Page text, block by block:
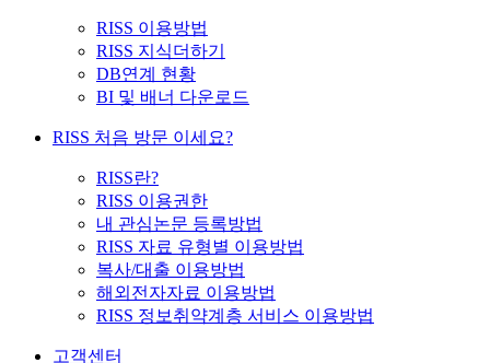
RISS 이용방법
RISS 지식더하기
DB연계 현황
BI 및 배너 다운로드
RISS 처음 방문 이세요?
RISS란?
RISS 이용권한
내 관심논문 등록방법
RISS 자료 유형별 이용방법
복사/대출 이용방법
해외전자자료 이용방법
RISS 정보취약계층 서비스 이용방법
고객센터